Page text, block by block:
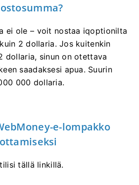
ei ole – voit nostaa iqoptionilta
2 dollaria. Jos kuitenkin
dollaria, sinun on otettava
saadaksesi apua. Suurin
000 dollaria.
e-lompakko
tällä linkillä.